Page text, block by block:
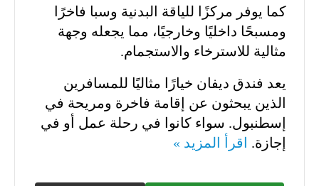
كما يوفر مركزًا للياقة البدنية وسبا فاخرًا
ومسبحًا داخليًا وخارجيًا، مما يجعله وجهة
مثالية للاسترخاء والاستجمام.
يعد فندق ديفان خيارًا مثاليًا للمسافرين
الذين يبحثون عن إقامة فاخرة ومريحة في
إسطنبول. سواء كانوا في رحلة عمل أو في
إجازة. اقرأ المزيد »